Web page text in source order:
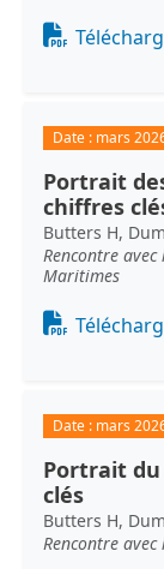
Document
Date : mars
Portrait
chiffres
Butters H,
Rencontre
Maritimes
Document
Date : mars
Portrait
clés
Butters H,
Rencontre